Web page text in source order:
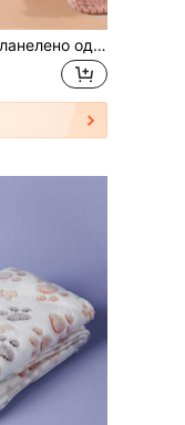
1 бр. топло и меко фланелено одеяло за домашни любимци, подходящо за котки и кучета, пухкаво и удобно одеяло, което може да се пере, висока плътност 280 г/м², едноцветна подложка за домашни любимци с шарка на ананас